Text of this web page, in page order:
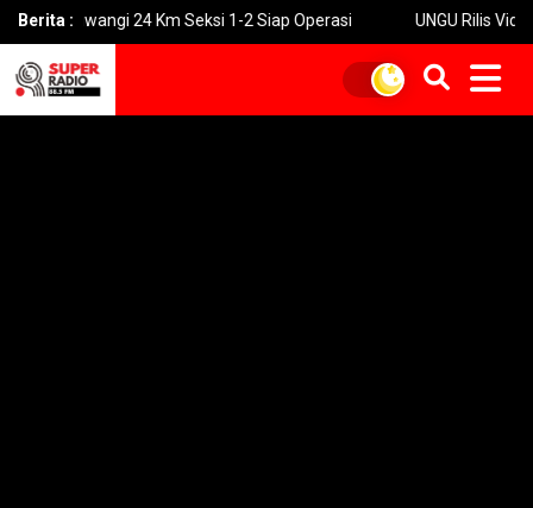
Berita :
24 Km Seksi 1-2 Siap Operasi UNGU Rilis Video Musik